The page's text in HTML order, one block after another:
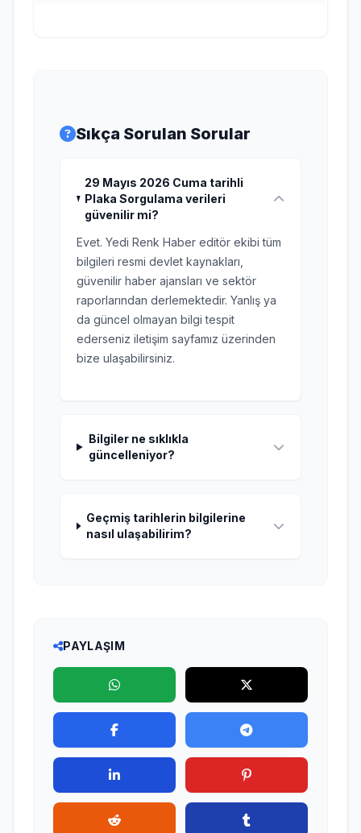
Sıkça Sorulan Sorular
29 Mayıs 2026 Cuma tarihli
Plaka Sorgulama verileri
güvenilir mi?
Evet. Yedi Renk Haber editör ekibi tüm
bilgileri resmi devlet kaynakları,
güvenilir haber ajansları ve sektör
raporlarından derlemektedir. Yanlış ya
da güncel olmayan bilgi tespit
ederseniz iletişim sayfamız üzerinden
bize ulaşabilirsiniz.
Bilgiler ne sıklıkla
güncelleniyor?
Geçmiş tarihlerin bilgilerine
nasıl ulaşabilirim?
PAYLAŞIM